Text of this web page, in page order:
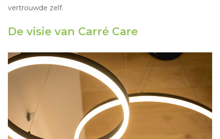
vertrouwde zelf.
De visie van Carré Care